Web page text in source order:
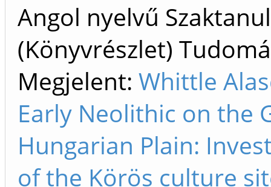
Angol nyelvű
(Könyvrészlet)
Megjelent: Whittle
Early Neolithic on the
Hungarian Plain:
of the Körös culture